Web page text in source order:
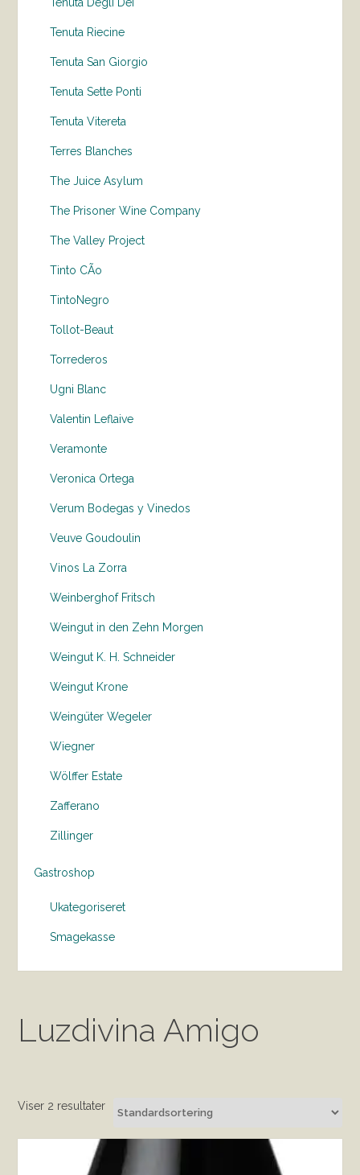
Tenuta Riecine
Tenuta San Giorgio
Tenuta Sette Ponti
Tenuta Vitereta
Terres Blanches
The Juice Asylum
The Prisoner Wine Company
The Valley Project
Tinto CÃo
TintoNegro
Tollot-Beaut
Torrederos
Ugni Blanc
Valentin Leflaive
Veramonte
Veronica Ortega
Verum Bodegas y Vinedos
Veuve Goudoulin
Vinos La Zorra
Weinberghof Fritsch
Weingut in den Zehn Morgen
Weingut K. H. Schneider
Weingut Krone
Weingüter Wegeler
Wiegner
Wölffer Estate
Zafferano
Zillinger
Gastroshop
Ukategoriseret
Smagekasse
Luzdivina Amigo
Viser 2 resultater